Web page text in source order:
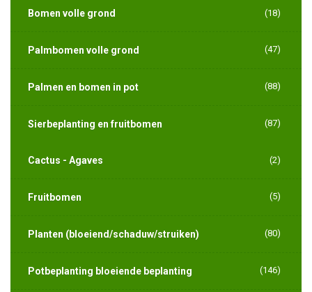
Bomen volle grond (18)
Palmbomen volle grond (47)
Palmen en bomen in pot (88)
Sierbeplanting en fruitbomen (87)
Cactus - Agaves (2)
Fruitbomen (5)
Planten (bloeiend/schaduw/struiken) (80)
Potbeplanting bloeiende beplanting (146)